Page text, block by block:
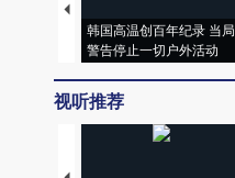
韩国高温创百年纪录 当局
警告停止一切户外活动
视听推荐